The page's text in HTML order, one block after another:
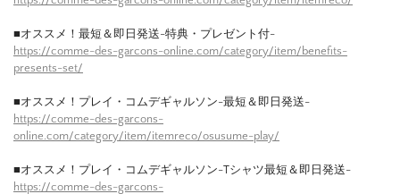
■オススメ！最短＆即日発送-特典・プレゼント付-
https://comme-des-garcons-online.com/category/item/benefits-
presents-set/
■オススメ！プレイ・コムデギャルソン-最短＆即日発送-
https://comme-des-garcons-
online.com/category/item/itemreco/osusume-play/
■オススメ！プレイ・コムデギャルソン-Tシャツ最短＆即日発送-
https://comme-des-garcons-